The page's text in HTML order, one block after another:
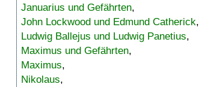
Januarius und Gefährten,
John Lockwood und Edmund Catherick,
Ludwig Ballejus und Ludwig Panetius,
Maximus und Gefährten,
Maximus,
Nikolaus,